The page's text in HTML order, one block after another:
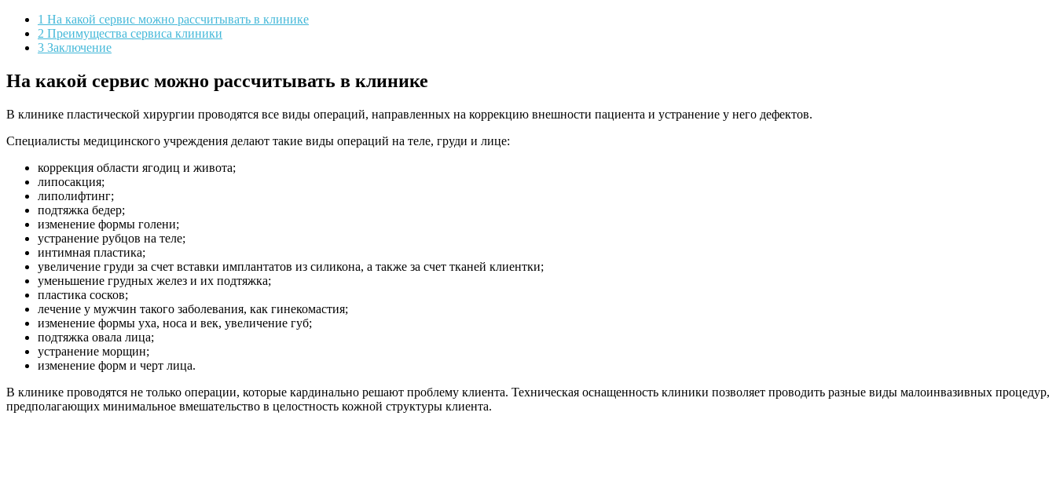
1 На какой сервис можно рассчитывать в клинике
2 Преимущества сервиса клиники
3 Заключение
На какой сервис можно рассчитывать в клинике
В клинике пластической хирургии проводятся все виды операций, направленных на коррекцию внешности пациента и устранение у него дефектов.
Специалисты медицинского учреждения делают такие виды операций на теле, груди и лице:
коррекция области ягодиц и живота;
липосакция;
липолифтинг;
подтяжка бедер;
изменение формы голени;
устранение рубцов на теле;
интимная пластика;
увеличение груди за счет вставки имплантатов из силикона, а также за счет тканей клиентки;
уменьшение грудных желез и их подтяжка;
пластика сосков;
лечение у мужчин такого заболевания, как гинекомастия;
изменение формы уха, носа и век, увеличение губ;
подтяжка овала лица;
устранение морщин;
изменение форм и черт лица.
В клинике проводятся не только операции, которые кардинально решают проблему клиента. Техническая оснащенность клиники позволяет проводить разные виды малоинвазивных процедур,
предполагающих минимальное вмешательство в целостность кожной структуры клиента.